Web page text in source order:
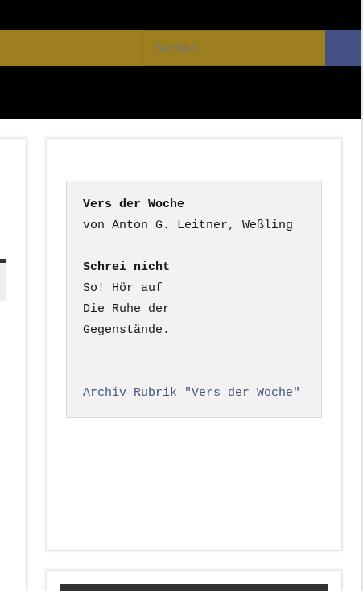
Suchen
nach:
Vers der Woche
Schrei nicht
So! Hör auf
Die Ruhe der
Gegenstände.
Archiv Rubrik "Vers der Woche"